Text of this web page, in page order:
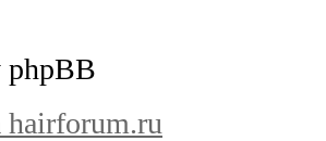
phpBB
hairforum.ru